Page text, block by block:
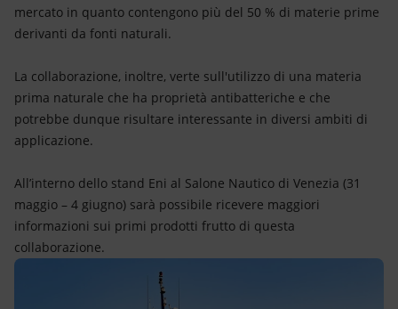
mercato in quanto contengono più del 50 % di materie prime
derivanti da fonti naturali.
La collaborazione, inoltre, verte sull'utilizzo di una materia
prima naturale che ha proprietà antibatteriche e che
potrebbe dunque risultare interessante in diversi ambiti di
applicazione.
All’interno dello stand Eni al Salone Nautico di Venezia (31
maggio – 4 giugno) sarà possibile ricevere maggiori
informazioni sui primi prodotti frutto di questa
collaborazione.